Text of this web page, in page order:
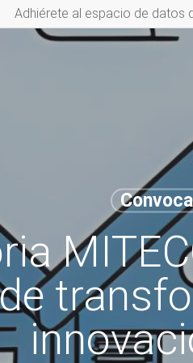
Adhiérete al espacio de datos